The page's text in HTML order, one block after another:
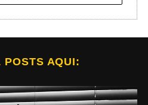
POSTS AQUI: